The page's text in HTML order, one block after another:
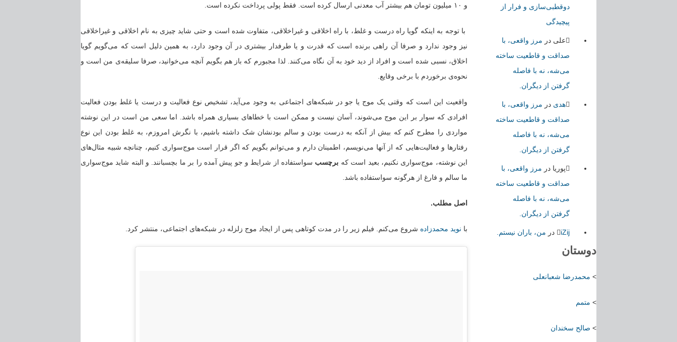
و ۱۰ میلیون تومان هم بیشتر آب معدنی ارسال کرده است. فقط پولی پرداخت نکرده است.
با توجه به اینکه گویا راه درست و غلط، با راه اخلاقی و غیراخلاقی، متفاوت شده است و حتی شاید چیزی به نام اخلاقی و غیراخلاقی
نیز وجود ندارد و صرفا آن راهی برنده است که قدرت و یا طرفدار بیشتری در آن وجود دارد، به همین دلیل است که می‌گویم گویا
اخلاق، نسبی شده است و افراد از دید خود به آن نگاه می‌کنند. لذا مجبورم که باز هم بگویم آنچه می‌خوانید، صرفا سلیقه‌ی من است و
نحوه‌ی برخوردم با برخی وقایع.
واقعیت این است که وقتی یک موج یا جو در شبکه‌های اجتماعی به وجود می‌آید، تشخیص نوع فعالیت و درست یا غلط بودن فعالیت
افرادی که سوار بر این موج می‌شوند، آسان نیست و ممکن است با خطاهای بسیاری همراه باشد. اما سعی من است در این نوشته
مواردی را مطرح کنم که بیش از آنکه به درست بودن و سالم بودنشان شک داشته باشیم، با نگرش امروزم، به غلط بودن این نوع
رفتارها و فعالیت‌هایی که از آنها می‌نویسم، اطمینان دارم و می‌توانم بگویم که اگر قرار است موج‌سواری کنیم، چنانچه شبیه مثال‌های
این نوشته، موج‌سواری نکنیم، بعید است که برچسب سواستفاده از شرایط و جو پیش آمده را بر ما بچسبانند. و البته شاید موج‌سواری
ما سالم و فارغ از هرگونه سواستفاده باشد.
اصل مطلب.
با نوید محمدزاده شروع می‌کنم. فیلم زیر را در مدت کوتاهی پس از ایجاد موج زلزله در شبکه‌های اجتماعی، منتشر کرد.
دوقطبی‌سازی و فرار از
پیچیدگی
علی در مرز واقعی، با
صداقت و قاطعیت ساخته
می‌شه، نه با فاصله
گرفتن از دیگران.
هدی در مرز واقعی، با
صداقت و قاطعیت ساخته
می‌شه، نه با فاصله
گرفتن از دیگران.
پوریا در مرز واقعی، با
صداقت و قاطعیت ساخته
می‌شه، نه با فاصله
گرفتن از دیگران.
iZij در من، باران نیستم.
دوستان
> محمدرضا شعبانعلی
> متمم
> صالح سخندان